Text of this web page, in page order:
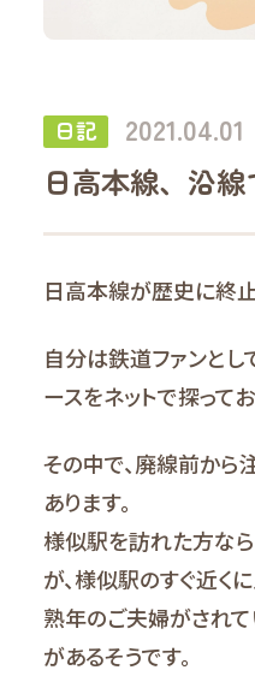
日記 2021.04.01
日高本線、沿線
日高本線が歴史に終
自分は鉄道ファンとし
ースをネットで探ってお
その中で、廃線前から
あります。
様似駅を訪れた方な
が、様似駅のすぐ近く
熟年のご夫婦がされ
があるそうです。